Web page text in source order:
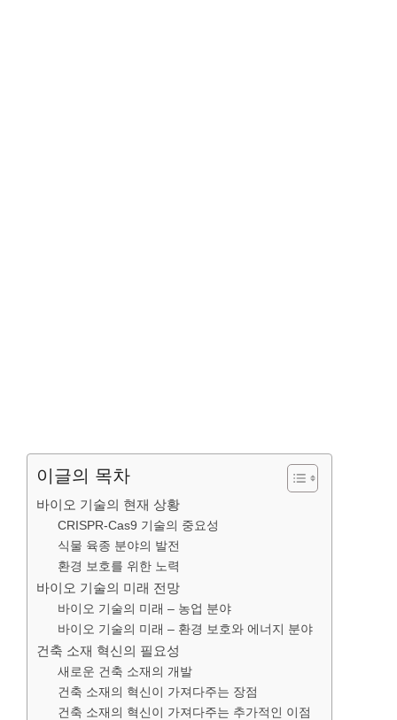
이글의 목차
바이오 기술의 현재 상황
CRISPR-Cas9 기술의 중요성
식물 육종 분야의 발전
환경 보호를 위한 노력
바이오 기술의 미래 전망
바이오 기술의 미래 – 농업 분야
바이오 기술의 미래 – 환경 보호와 에너지 분야
건축 소재 혁신의 필요성
새로운 건축 소재의 개발
건축 소재의 혁신이 가져다주는 장점
건축 소재의 혁신이 가져다주는 추가적인 이점